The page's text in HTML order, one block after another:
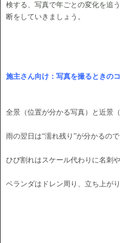
検する、写真で年ごとの変化を追
断をしていきましょう。
施主さん向け：写真を撮るときの
全景（位置が分かる写真）と近景
雨の翌日は“濡れ残り”が分かるの
ひび割れはスケール代わりに名刺
ベランダはドレン周り、立ち上が